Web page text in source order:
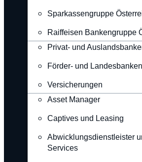
Sparkassengruppe
Raiffeisen Bankengruppe
Privat- und
Förder- und Landesbanken
Versicherungen
Asset Manager
Captives und Leasing
Abwicklungsdienstleister
Services